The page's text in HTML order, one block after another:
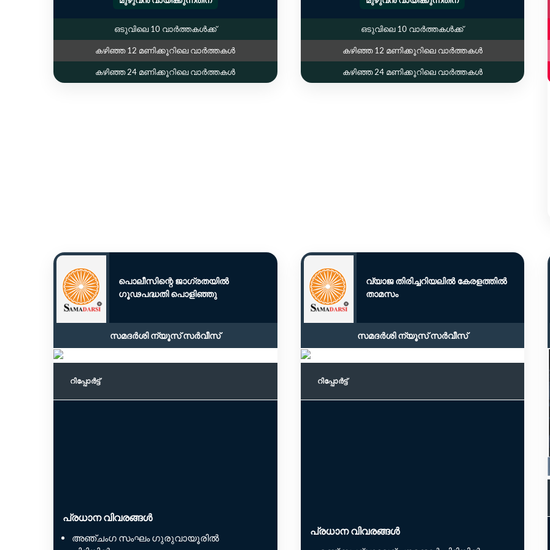
ഒടുവിലെ 10 വാർത്തകൾക്ക്
കഴിഞ്ഞ 12 മണിക്കൂറിലെ വാർത്തകൾ
കഴിഞ്ഞ 24 മണിക്കൂറിലെ വാർത്തകൾ
ഒടുവിലെ 10 വാർത്തകൾക്ക്
കഴിഞ്ഞ 12 മണിക്കൂറിലെ വാർത്തകൾ
കഴിഞ്ഞ 24 മണിക്കൂറിലെ വാർത്തകൾ
പൊലീസിന്റെ ജാഗ്രതയിൽ
ഗൂഢപദ്ധതി പൊളിഞ്ഞു
സമദർശി ന്യൂസ് സർവീസ്
റിപ്പോര്‍ട്ട്
പ്രധാന വിവരങ്ങൾ
അഞ്ചംഗ സംഘം ഗുരുവായൂരിൽ
വ്യാജ തിരിച്ചറിയലിൽ കേരളത്തിൽ
താമസം
സമദർശി ന്യൂസ് സർവീസ്
റിപ്പോര്‍ട്ട്
പ്രധാന വിവരങ്ങൾ